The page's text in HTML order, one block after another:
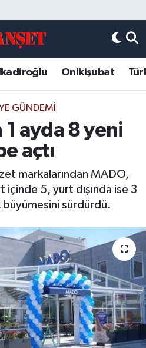
Onikişubat
GÜNDEMI
1 ayda 8 yeni
açtı
markalarından MADO,
içinde 5, yurt dışında ise 3
büyümesini sürdürdü.
Eczaneler
Durumu
Yoğunluk Haritası
ve Fikstür